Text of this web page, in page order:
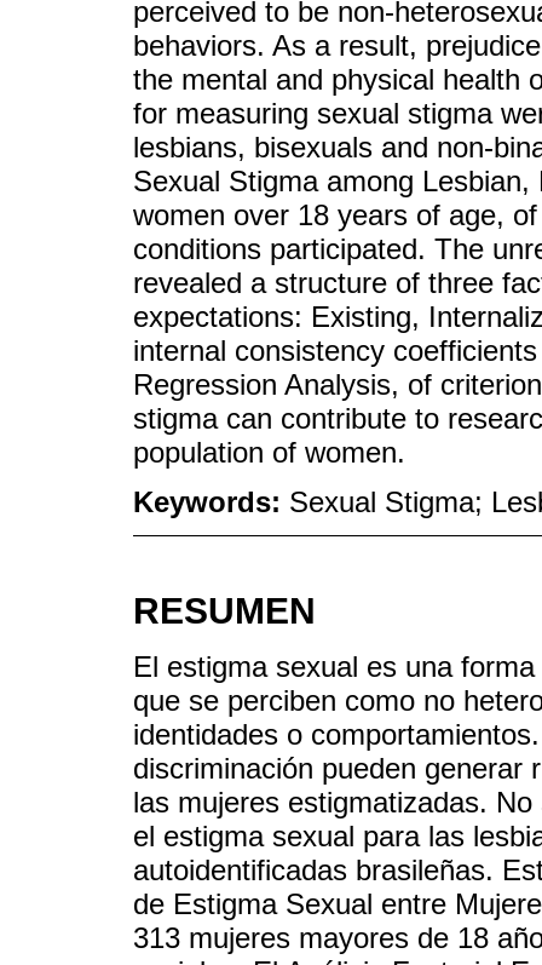
perceived to be non-
behaviors. As a result,
the mental and physical health
for measuring sexual stigma
lesbians, bisexuals and non-
Sexual Stigma among
women over 18 years of age,
conditions participated. The
revealed a structure of three
expectations: Existing,
internal consistency
Regression Analysis, of
stigma can contribute to
population of women.
Keywords: Sexual Stigma;
RESUMEN
El estigma sexual es una
que se perciben como no
identidades o
discriminación pueden generar
las mujeres estigmatizadas.
el estigma sexual para las
autoidentificadas brasileñas.
de Estigma Sexual entre
313 mujeres mayores de 18